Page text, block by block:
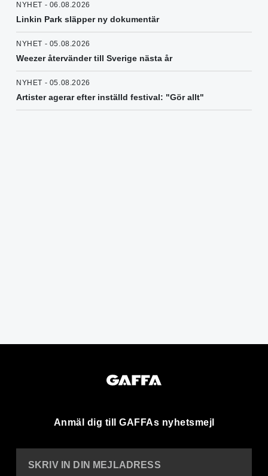
NYHET - 06.08.2026
Linkin Park släpper ny dokumentär
NYHET - 05.08.2026
Weezer återvänder till Sverige nästa år
NYHET - 05.08.2026
Artister agerar efter inställd festival: "Gör allt"
Anmäl dig till GAFFAs nyhetsmejl
SKRIV IN DIN MEJLADRESS